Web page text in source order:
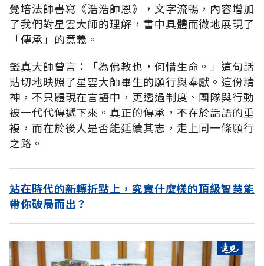
覺培法師書寫《浩浩師恩》，文字流暢，內容增加
了我們對星雲大師的理解，書中具體而微地展現了
「傳承」的意義。
鑑真大師曾言：「為佛教也，何惜生命。」這句話
貼切地映照了星雲大師畢生的願行與奉獻。這份精
神，不只體現在言語中，更透過制度、團隊與行動
被一代代傳遞下來。真正的傳承，不在於話語的重
複，而在於後人是否能延續其志，走上同一條願行
之路。
站在時代的新轉折點上，究竟什麼樣的頂級智慧能
帶你破局而出？